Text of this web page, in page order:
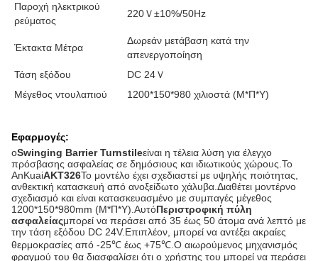
Παροχή ηλεκτρικού
ρεύματος
220Ｖ±10%/50Hz
Έκτακτα Μέτρα
Δωρεάν μετάβαση κατά την
απενεργοποίηση
Τάση εξόδου
DC 24Ｖ
Μέγεθος ντουλαπιού
1200*150*980 χιλιοστά (Μ*Π*Υ)
Εφαρμογές:
οSwinging Barrier Turnstileείναι η τέλεια λύση για έλεγχο
πρόσβασης ασφαλείας σε δημόσιους και ιδιωτικούς χώρους.Το
AnKuaiAKT326Το μοντέλο έχει σχεδιαστεί με υψηλής ποιότητας,
ανθεκτική κατασκευή από ανοξείδωτο χάλυβα.Διαθέτει μοντέρνο
σχεδιασμό και είναι κατασκευασμένο με συμπαγές μέγεθος
1200*150*980mm (Μ*Π*Υ).ΑυτόΠεριστροφική πύλη
ασφαλείαςμπορεί να περάσει από 35 έως 50 άτομα ανά λεπτό με
την τάση εξόδου DC 24V.Επιπλέον, μπορεί να αντέξει ακραίες
θερμοκρασίες από -25℃ έως +75℃.Ο αιωρούμενος μηχανισμός
φραγμού του θα διασφαλίσει ότι ο χρήστης του μπορεί να περάσει